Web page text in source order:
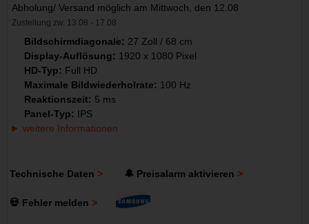
Abholung/ Versand möglich am Mittwoch, den 12.08
Zustellung zw. 13.08 - 17.08
Bildschirmdiagonale: 27 Zoll / 68 cm
Display-Auflösung: 1920 x 1080 Pixel
HD-Typ: Full HD
Maximale Bildwiederholrate: 100 Hz
Reaktionszeit: 5 ms
Panel-Typ: IPS
weitere Informationen
Technische Daten 🔔 Preisalarm aktivieren
💀 Fehler melden